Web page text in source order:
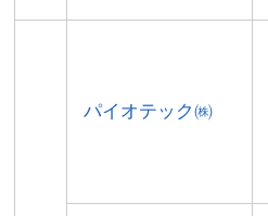
パイオテック㈱